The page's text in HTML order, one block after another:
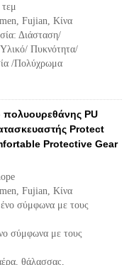
Fujian, Κίνα
Διάσταση/
Πυκνότητα/
/Πολύχρωμα
PU
Protect
Protective Gear
Fujian, Κίνα
σύμφωνα με τους
σύμφωνα με τους
θάλασσας,